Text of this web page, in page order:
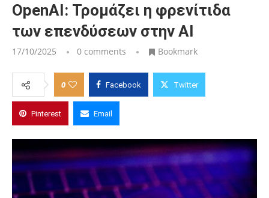
OpenAI: Τρομάζει η φρενίτιδα
των επενδύσεων στην ΑΙ
17/10/2025 0 comments Bookmark
0 Facebook Twitter
Pinterest Email